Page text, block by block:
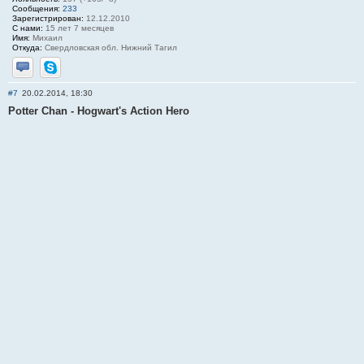
Сообщения: 233
Зарегистрирован: 12.12.2010
С нами: 15 лет 7 месяцев
Имя: Михаил
Откуда: Свердловская обл. Нижний Тагил
Отправить личное сообщение
Skype
#7 20.02.2014, 18:30
Potter Chan - Hogwart's Action Hero